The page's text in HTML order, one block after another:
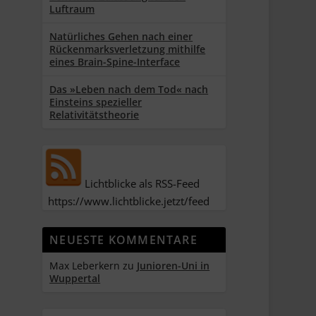
Luftraum
Natürliches Gehen nach einer
Rückenmarksverletzung mithilfe
eines Brain-Spine-Interface
Das »Leben nach dem Tod« nach
Einsteins spezieller
Relativitätstheorie
Lichtblicke als RSS-Feed
https://www.lichtblicke.jetzt/feed
NEUESTE KOMMENTARE
Max Leberkern zu Junioren-Uni in
Wuppertal